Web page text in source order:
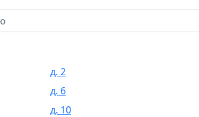
д. 2
д. 6
д. 10